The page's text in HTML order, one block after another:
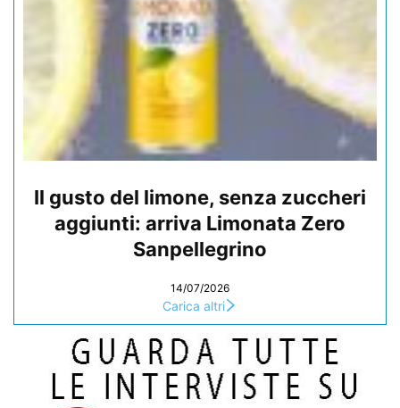
Il gusto del limone, senza zuccheri
aggiunti: arriva Limonata Zero
Sanpellegrino
14/07/2026
Carica altri